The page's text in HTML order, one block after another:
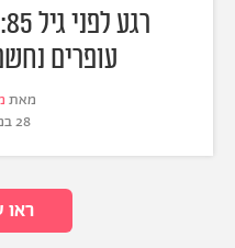
עופרים
מאת
28 במאי 2026
ראו